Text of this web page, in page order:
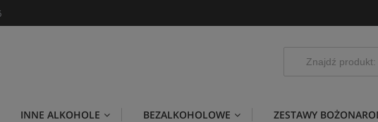
INNE ALKOHOLE BEZALKOHOLOWE ZESTAWY